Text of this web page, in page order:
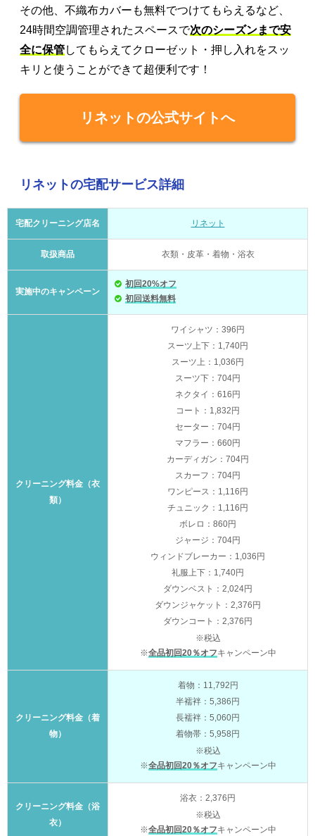
その他、不織布カバーも無料でつけてもらえるなど、
24時間空調管理されたスペースで次のシーズンまで安
全に保管してもらえてクローゼット・押し入れをスッ
キリと使うことができて超便利です！
リネットの公式サイトへ
リネットの宅配サービス詳細
宅配クリーニング店名 リネット
取扱商品 衣類・皮革・着物・浴衣
実施中のキャンペーン
初回20%オフ
初回送料無料
クリーニング料金（衣
類）
ワイシャツ：396円
スーツ上下：1,740円
スーツ上：1,036円
スーツ下：704円
ネクタイ：616円
コート：1,832円
セーター：704円
マフラー：660円
カーディガン：704円
スカーフ：704円
ワンピース：1,116円
チュニック：1,116円
ボレロ：860円
ジャージ：704円
ウィンドブレーカー：1,036円
礼服上下：1,740円
ダウンベスト：2,024円
ダウンジャケット：2,376円
ダウンコート：2,376円
※税込
※全品初回20％オフキャンペーン中
クリーニング料金（着
物）
着物：11,792円
半襦袢：5,386円
長襦袢：5,060円
着物帯：5,958円
※税込
※全品初回20％オフキャンペーン中
クリーニング料金（浴
衣）
浴衣：2,376円
※税込
※全品初回20％オフキャンペーン中